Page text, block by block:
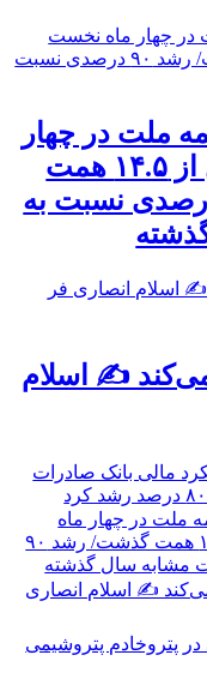
ملت در چهار
ماه نخست امسال از ۱۴.۵ همت
رشد ۹۰ درصدی نسبت به
می‌کند ✍️ اسلام
مالی بانک صادرات
ملت در چهار ماه
نخست امسال از ۱۴.۵ همت گذشت/ رشد ۹۰
مشابه سال گذشته
✍️ اسلام انصاری
پتروخادم پتروشیمی